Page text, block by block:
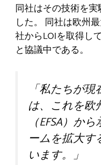
同社はその技術を
した。 同社は欧州
社からLOIを取得し
と協議中である。
「私たちが
は、これを欧
（EFSA）か
ームを拡大
います。」